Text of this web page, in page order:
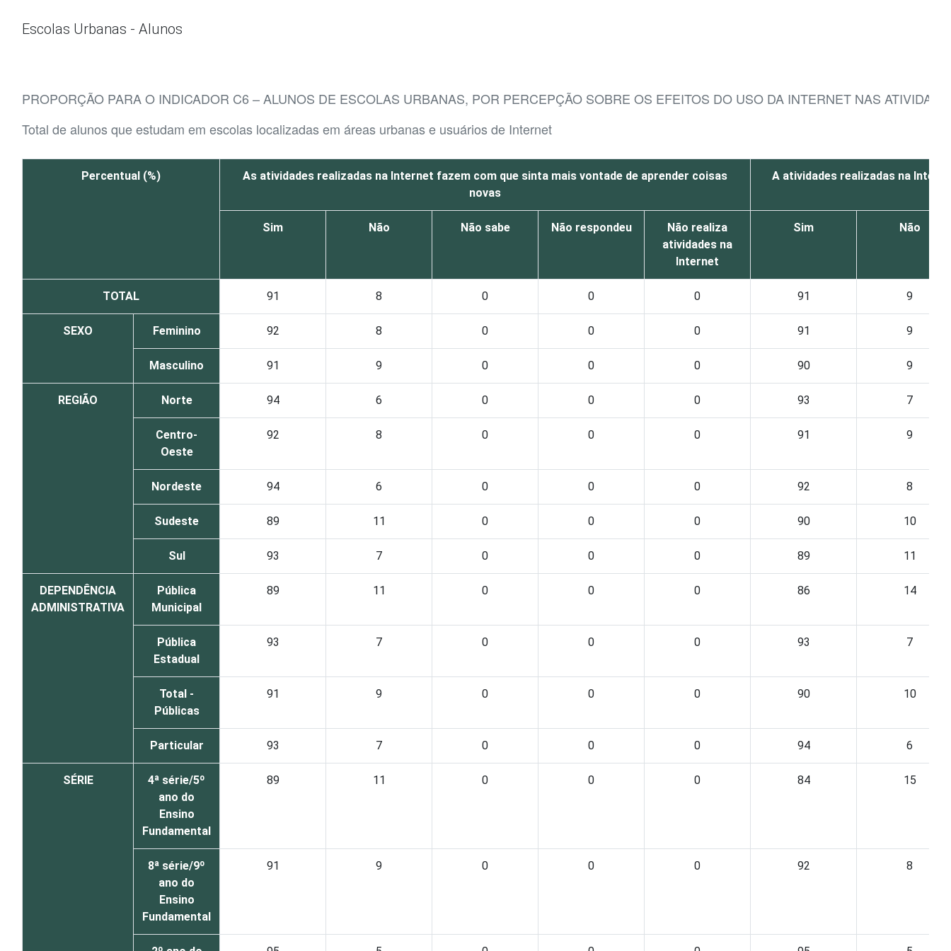
Escolas Urbanas - Alunos
PROPORÇÃO PARA O INDICADOR C6 – ALUNOS DE ESCOLAS URBANAS, POR PERCEPÇÃO SOBRE OS EFEITOS DO USO DA INTERNET NAS
Total de alunos que estudam em escolas localizadas em áreas urbanas e usuários de Internet
Percentual (%)
As atividades realizadas na Internet fazem com que sinta mais vontade de aprender coisas
novas
A atividades realizadas na
Sim Não Não sabe Não respondeu
Não realiza
atividades na
Internet
Sim Não
TOTAL 91 8 0 0 0 91 9
SEXO Feminino 92 8 0 0 0 91 9
Masculino 91 9 0 0 0 90 9
REGIÃO Norte 94 6 0 0 0 93 7
Centro-
Oeste
92 8 0 0 0 91 9
Nordeste 94 6 0 0 0 92 8
Sudeste 89 11 0 0 0 90 10
Sul 93 7 0 0 0 89 11
DEPENDÊNCIA
ADMINISTRATIVA
Pública
Municipal
89 11 0 0 0 86 14
Pública
Estadual
93 7 0 0 0 93 7
Total -
Públicas
91 9 0 0 0 90 10
Particular 93 7 0 0 0 94 6
SÉRIE
4ª série/5º
ano do
Ensino
Fundamental
89 11 0 0 0 84 15
8ª série/9º
ano do
Ensino
Fundamental
91 9 0 0 0 92 8